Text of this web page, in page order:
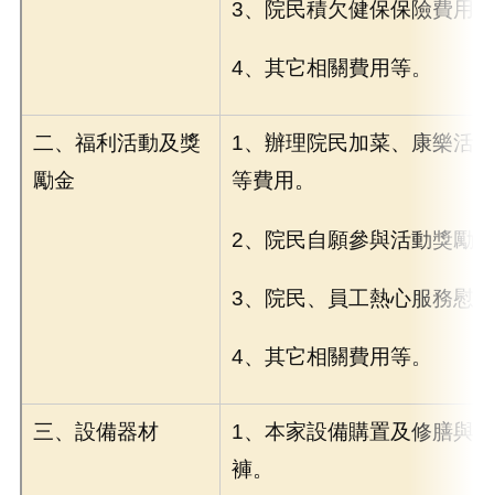
3、院民積欠健保保險費用。
4、其它相關費用等。
二、福利活動及獎
勵金
1、辦理院民加菜、康樂活
等費用。
2、院民自願參與活動獎勵
3、院民、員工熱心服務慰
4、其它相關費用等。
三、設備器材
1、本家設備購置及修膳與
褲。